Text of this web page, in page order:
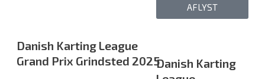
AFLYST
Danish Karting
Danish Karting League
Grand Prix Grindsted 2025